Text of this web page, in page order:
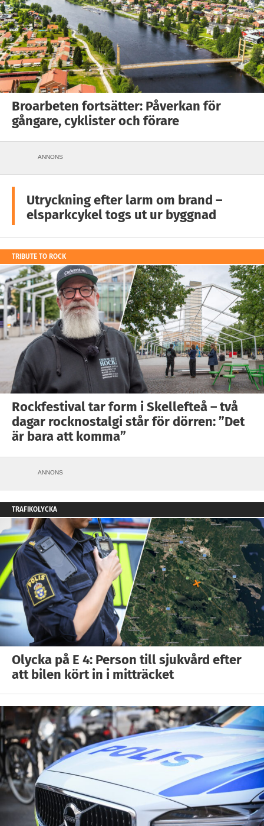
Broarbeten fortsätter: Påverkan för
gångare, cyklister och förare
ANNONS
Utryckning efter larm om brand –
elsparkcykel togs ut ur byggnad
TRIBUTE TO ROCK
Rockfestival tar form i Skellefteå – två
dagar rocknostalgi står för dörren: ”Det
är bara att komma”
ANNONS
TRAFIKOLYCKA
Olycka på E 4: Person till sjukvård efter
att bilen kört in i mitträcket